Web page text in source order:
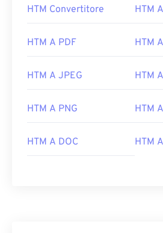
HTM Convertitore HTM
HTM A PDF HTM
HTM A JPEG HTM
HTM A PNG HTM
HTM A DOC HTM